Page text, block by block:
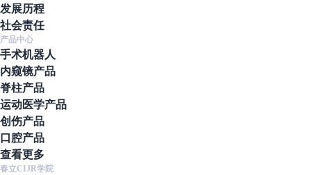
发展历程
社会责任
产品中心
手术机器人
内窥镜产品
脊柱产品
运动医学产品
创伤产品
口腔产品
查看更多
春立CIJR学院